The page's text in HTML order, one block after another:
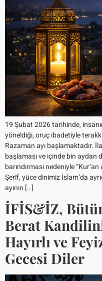
19 Şubat 2026 tarihinde,
yöneldiği, oruç ibadetiyle
Razaman ayı başlamaktadır.
başlaması ve içinde bin aydan
barındırması nedeniyle
Şerîf, yüce dinimiz İslam’da
ayının […]
İFİS&İZ,
Berat
Hayırlı ve
Gecesi Diler